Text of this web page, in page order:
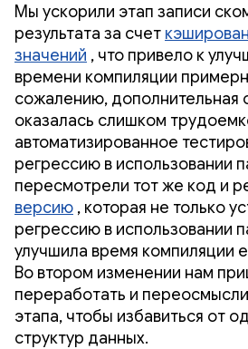
Мы ускорили этап записи
результата за счет
значений , что привело к
времени компиляции
сожалению, дополнительная
оказалась слишком
автоматизированное
регрессию в использовании
пересмотрели тот же код и
версию , которая не только
регрессию в использовании
улучшила время компиляции
Во втором изменении нам
переработать и
этапа, чтобы избавиться от
структур данных.